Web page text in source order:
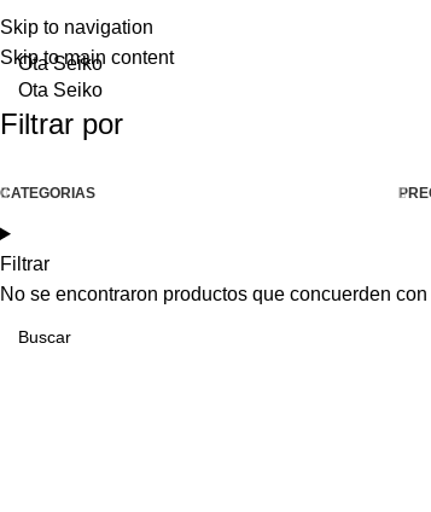
Skip to navigation
Skip to main content
Ota Seiko
Ota Seiko
Filtrar por
CATEGORIAS
Filtrar
No se encontraron productos que concuerden